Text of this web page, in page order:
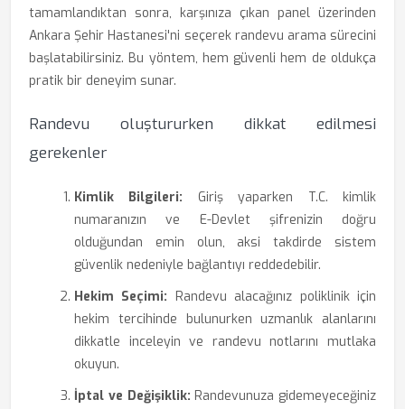
tamamlandıktan sonra, karşınıza çıkan panel üzerinden
Ankara Şehir Hastanesi'ni seçerek randevu arama sürecini
başlatabilirsiniz. Bu yöntem, hem güvenli hem de oldukça
pratik bir deneyim sunar.
Randevu oluştururken dikkat edilmesi
gerekenler
Kimlik Bilgileri: Giriş yaparken T.C. kimlik
numaranızın ve E-Devlet şifrenizin doğru
olduğundan emin olun, aksi takdirde sistem
güvenlik nedeniyle bağlantıyı reddedebilir.
Hekim Seçimi: Randevu alacağınız poliklinik için
hekim tercihinde bulunurken uzmanlık alanlarını
dikkatle inceleyin ve randevu notlarını mutlaka
okuyun.
İptal ve Değişiklik: Randevunuza gidemeyeceğiniz